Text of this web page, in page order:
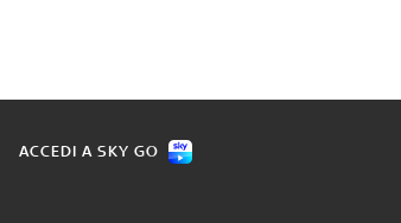
ACCEDI A SKY GO